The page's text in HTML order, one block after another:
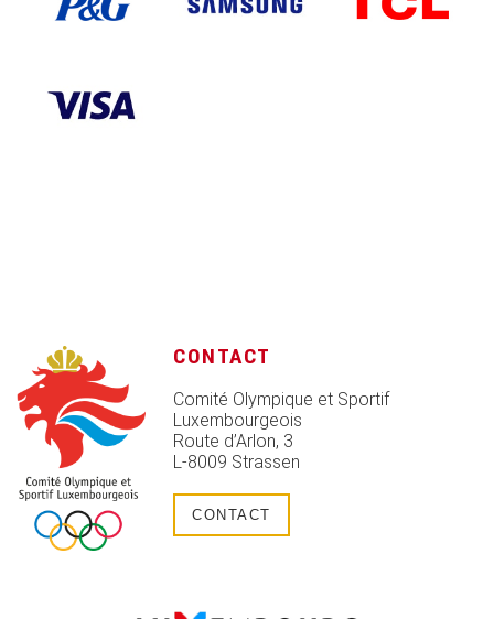
CONTACT
Comité Olympique et Sportif
Luxembourgeois
Route d’Arlon, 3
L-8009 Strassen
CONTACT